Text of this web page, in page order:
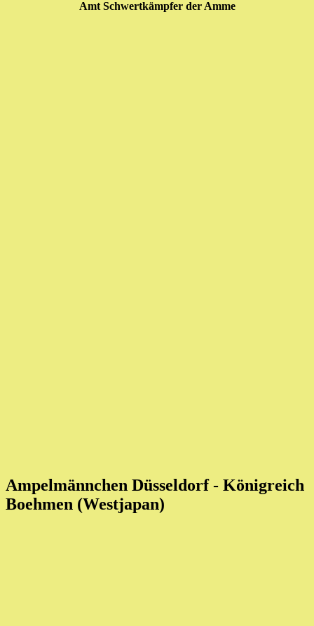
Amt Schwertkämpfer der Amme
Ampelmännchen Düsseldorf - Königreich
Boehmen (Westjapan)